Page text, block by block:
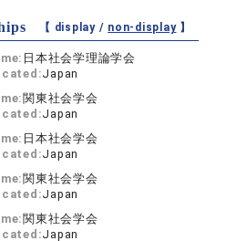
【 display / non-display】
日本社会学理論学会
Japan
関東社会学会
Japan
日本社会学会
Japan
関東社会学会
Japan
関東社会学会
Japan